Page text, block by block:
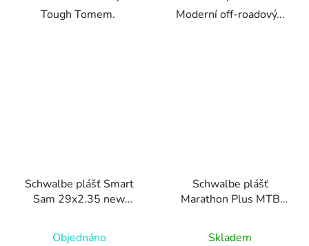
Tough Tomem.
Moderní off-roadový...
Schwalbe plášť Smart
Sam 29x2.35 new
Objednáno
Schwalbe plášť
Marathon Plus MTB
černá+reflexní pruh
Skladem